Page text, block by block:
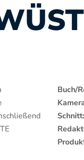
Buch/